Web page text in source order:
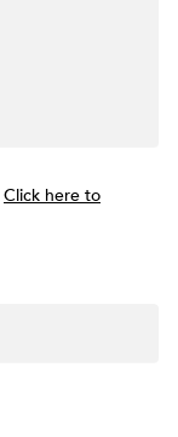
Click here to